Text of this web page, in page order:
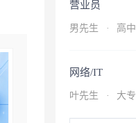
营业员
男先生 · 高中
网络/IT
叶先生 · 大专